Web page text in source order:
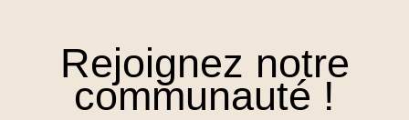
Rejoignez notre
communauté !